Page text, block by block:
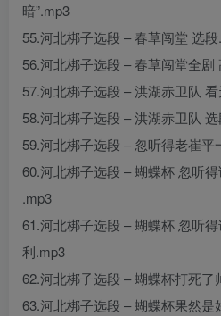
暗”.mp3
55.河北梆子选段 – 春草闯堂 选
56.河北梆子选段 – 春草闯堂全剧
57.河北梆子选段 – 洪湖赤卫队
58.河北梆子选段 – 洪湖赤卫队
59.河北梆子选段 – 忽听得老崔平
60.河北梆子选段 – 蝴蝶杯 忽听
.mp3
61.河北梆子选段 – 蝴蝶杯 忽听
利.mp3
62.河北梆子选段 – 蝴蝶杯打死
63.河北梆子选段 – 蝴蝶杯果然